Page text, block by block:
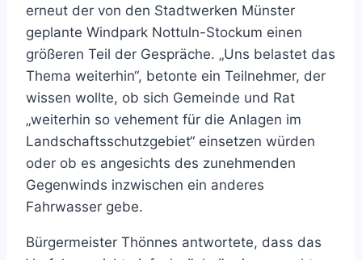
erneut der von den Stadtwerken Münster
geplante Windpark Nottuln-Stockum einen
größeren Teil der Gespräche. „Uns belastet das
Thema weiterhin“, betonte ein Teilnehmer, der
wissen wollte, ob sich Gemeinde und Rat
„weiterhin so vehement für die Anlagen im
Landschaftsschutzgebiet“ einsetzen würden
oder ob es angesichts des zunehmenden
Gegenwinds inzwischen ein anderes
Fahrwasser gebe.
Bürgermeister Thönnes antwortete, dass das